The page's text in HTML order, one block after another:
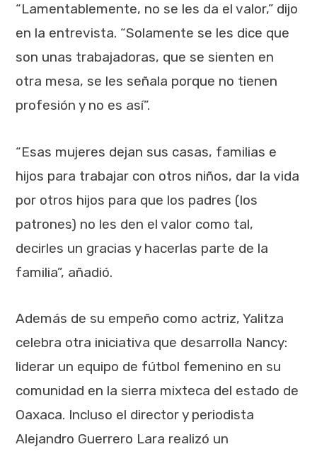
“Lamentablemente, no se les da el valor,” dijo
en la entrevista. “Solamente se les dice que
son unas trabajadoras, que se sienten en
otra mesa, se les señala porque no tienen
profesión y no es así”.
“Esas mujeres dejan sus casas, familias e
hijos para trabajar con otros niños, dar la vida
por otros hijos para que los padres (los
patrones) no les den el valor como tal,
decirles un gracias y hacerlas parte de la
familia”, añadió.
Además de su empeño como actriz, Yalitza
celebra otra iniciativa que desarrolla Nancy:
liderar un equipo de fútbol femenino en su
comunidad en la sierra mixteca del estado de
Oaxaca. Incluso el director y periodista
Alejandro Guerrero Lara realizó un